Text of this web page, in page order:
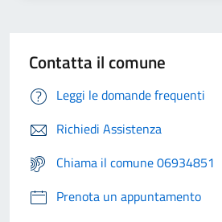
Contatta il comune
Leggi le domande frequenti
Richiedi Assistenza
Chiama il comune 06934851
Prenota un appuntamento